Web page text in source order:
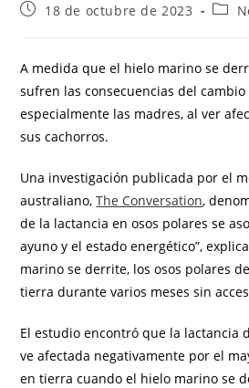
18 de octubre de 2023
A medida que el hielo marino se
sufren las consecuencias del
especialmente las madres, al ver
sus cachorros.
Una investigación publicada por el
australiano,The Conversation,
de la lactancia en osos polares se
ayuno y el estado energético”,
marino se derrite, los osos polares
tierra durante varios meses sin
El estudio encontró que la lactancia
ve afectada negativamente por el
en tierra cuando el hielo marino se